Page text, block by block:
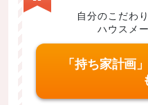
自分のこだわ
ハウスメ
「持ち家計画